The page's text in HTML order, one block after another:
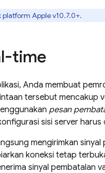
platform Applev10.7.0+.
time
Anda membuat
tersebut mencakup
pesan
sisi server harus
mengirimkan
koneksi tetap
sinyal pembatalan